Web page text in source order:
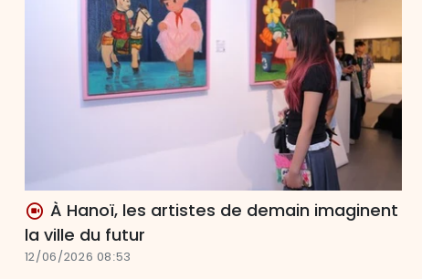
À Hanoï, les artistes de demain imaginent
la ville du futur
12/06/2026 08:53